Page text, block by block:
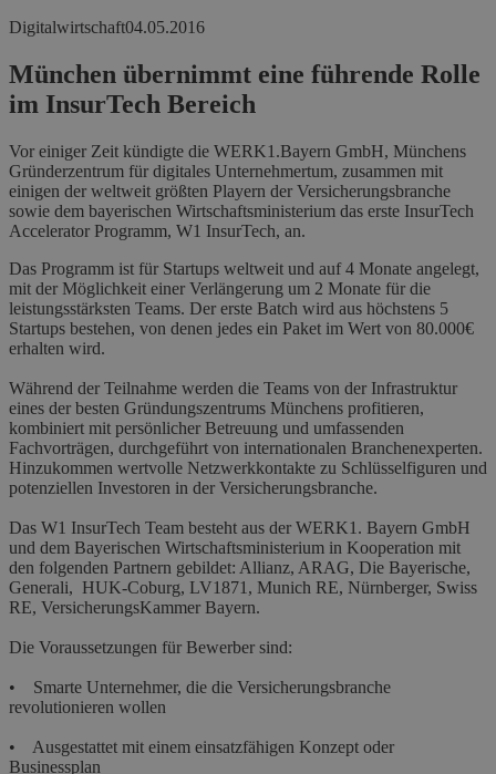
Digitalwirtschaft04.05.2016
München übernimmt eine führende Rolle
im InsurTech Bereich
Vor einiger Zeit kündigte die WERK1.Bayern GmbH, Münchens
Gründerzentrum für digitales Unternehmertum, zusammen mit
einigen der weltweit größten Playern der Versicherungsbranche
sowie dem bayerischen Wirtschaftsministerium das erste InsurTech
Accelerator Programm, W1 InsurTech, an.
Das Programm ist für Startups weltweit und auf 4 Monate angelegt,
mit der Möglichkeit einer Verlängerung um 2 Monate für die
leistungsstärksten Teams. Der erste Batch wird aus höchstens 5
Startups bestehen, von denen jedes ein Paket im Wert von 80.000€
erhalten wird.
Während der Teilnahme werden die Teams von der Infrastruktur
eines der besten Gründungszentrums Münchens profitieren,
kombiniert mit persönlicher Betreuung und umfassenden
Fachvorträgen, durchgeführt von internationalen Branchenexperten.
Hinzukommen wertvolle Netzwerkkontakte zu Schlüsselfiguren und
potenziellen Investoren in der Versicherungsbranche.
Das W1 InsurTech Team besteht aus der WERK1. Bayern GmbH
und dem Bayerischen Wirtschaftsministerium in Kooperation mit
den folgenden Partnern gebildet: Allianz, ARAG, Die Bayerische,
Generali, HUK-Coburg, LV1871, Munich RE, Nürnberger, Swiss
RE, VersicherungsKammer Bayern.
Die Voraussetzungen für Bewerber sind:
• Smarte Unternehmer, die die Versicherungsbranche
revolutionieren wollen
• Ausgestattet mit einem einsatzfähigen Konzept oder
Businessplan